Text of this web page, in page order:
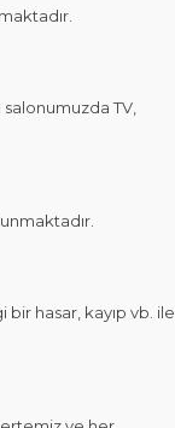
TV,
bir hasar, kayıp vb. ile